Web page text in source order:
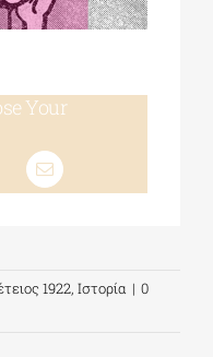
Your
1922, Ιστορία | 0